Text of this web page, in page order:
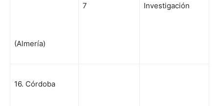
(Almería)
7 Investigación
16. Córdoba